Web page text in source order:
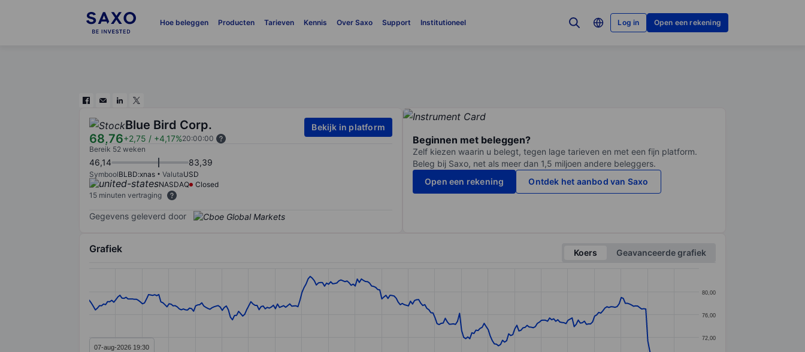
Hoe beleggen Producten Tarieven Kennis Over Saxo Support Institutioneel Log in Open een rekening
Blue Bird Corp.
68,76+2,75 / +4,17%20:00:00
Bekijk in platform
Bereik 52 weken
46,14 83,39
SymboolBLBD:xnas ValutaUSD
NASDAQ
Closed
15 minuten vertraging
Gegevens geleverd door
Beginnen met beleggen?
Zelf kiezen waarin u belegt, tegen lage tarieven en met een fijn platform.
Beleg bij Saxo, net als meer dan 1,5 miljoen andere beleggers.
Open een rekening
Ontdek het aanbod van Saxo
Grafiek Koers
Geavanceerde grafiek
Line chart with 299 data points.
The chart has 1 X axis displaying categories.
72,00
76,00
80,00
07-aug-2026 19:30